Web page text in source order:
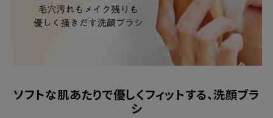
ソフトな肌あたりで優しくフィットする、洗顔ブラ
シ